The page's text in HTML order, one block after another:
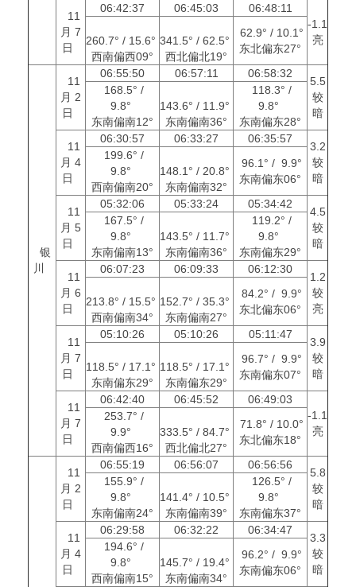
11
月 7
日
06:42:37 06:45:03
06:48:11
-1.1
亮
260.7° / 15.6°
西南偏西09°
341.5° / 62.5°
西北偏北19°
62.9° / 10.1°
东北偏东27°
银
川
11
月 2
日
06:55:50 06:57:11 06:58:32
5.5
较
暗
168.5° /
9.8°
东南偏南12°
143.6° / 11.9°
东南偏南36°
118.3° /
9.8°
东南偏东28°
11
月 4
日
06:30:57 06:33:27 06:35:57
3.2
较
暗
199.6° /
9.8°
西南偏南20°
148.1° / 20.8°
东南偏南32°
96.1° / 9.9°
东南偏东06°
11
月 5
日
05:32:06 05:33:24 05:34:42
4.5
较
暗
167.5° /
9.8°
东南偏南13°
143.5° / 11.7°
东南偏南36°
119.2° /
9.8°
东南偏东29°
11
月 6
日
06:07:23 06:09:33 06:12:30
1.2
较
亮
213.8° / 15.5°
西南偏南34°
152.7° / 35.3°
东南偏南27°
84.2° / 9.9°
东北偏东06°
11
月 7
日
05:10:26 05:10:26 05:11:47
3.9
较
暗
118.5° / 17.1°
东南偏东29°
118.5° / 17.1°
东南偏东29°
96.7° / 9.9°
东南偏东07°
11
月 7
日
06:42:40 06:45:52
06:49:03
-1.1
亮
253.7° /
9.9°
西南偏西16°
333.5° / 84.7°
西北偏北27°
71.8° / 10.0°
东北偏东18°
11
月 2
日
06:55:19 06:56:07 06:56:56
5.8
较
暗
155.9° /
9.8°
东南偏南24°
141.4° / 10.5°
东南偏南39°
126.5° /
9.8°
东南偏东37°
11
月 4
日
06:29:58 06:32:22 06:34:47
3.3
较
暗
194.6° /
9.8°
西南偏南15°
145.7° / 19.4°
东南偏南34°
96.2° / 9.9°
东南偏东06°